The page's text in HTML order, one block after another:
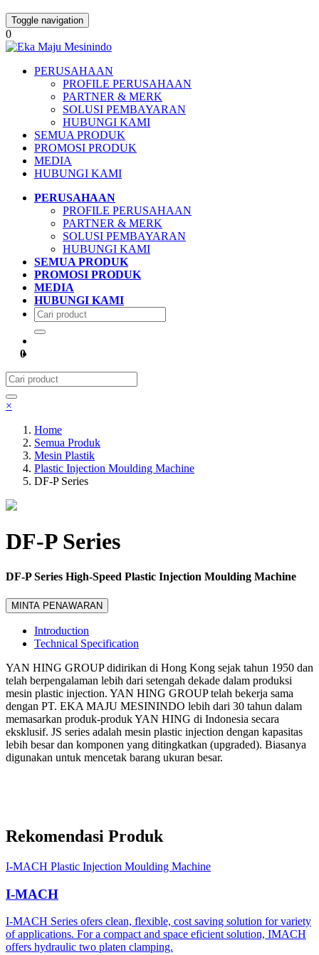
Toggle navigation
0
PERUSAHAAN
PROFILE PERUSAHAAN
PARTNER & MERK
SOLUSI PEMBAYARAN
HUBUNGI KAMI
SEMUA PRODUK
PROMOSI PRODUK
MEDIA
HUBUNGI KAMI
PERUSAHAAN
PROFILE PERUSAHAAN
PARTNER & MERK
SOLUSI PEMBAYARAN
HUBUNGI KAMI
SEMUA PRODUK
PROMOSI PRODUK
MEDIA
HUBUNGI KAMI
0
×
Home
Semua Produk
Mesin Plastik
Plastic Injection Moulding Machine
DF-P Series
DF-P Series
DF-P Series High-Speed Plastic Injection Moulding Machine
MINTA PENAWARAN
Introduction
Technical Specification
YAN HING GROUP didirikan di Hong Kong sejak tahun 1950 dan
telah berpengalaman lebih dari setengah dekade dalam produksi
mesin plastic injection. YAN HING GROUP telah bekerja sama
dengan PT. EKA MAJU MESININDO lebih dari 30 tahun dalam
memasarkan produk-produk YAN HING di Indonesia secara
eksklusif. JS series adalah mesin plastic injection dengan kapasitas
lebih besar dan komponen yang ditingkatkan (upgraded). Biasanya
digunakan untuk mencetak barang ukuran besar.
Rekomendasi Produk
I-MACH Plastic Injection Moulding Machine
I-MACH
I-MACH Series ofers clean, flexible, cost saving solution for variety
of applications. For a compact and space eficient solution, IMACH
offers hydraulic two platen clamping.